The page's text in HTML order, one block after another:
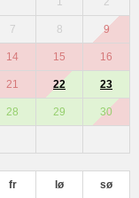
7 8 9
14 15 16
21 22 23
28 29 30
fr lø sø